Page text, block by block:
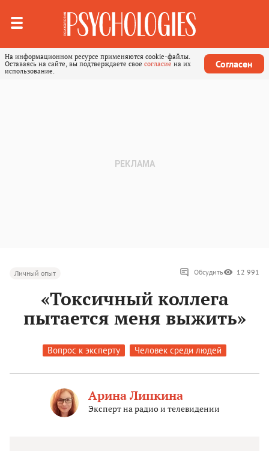
На информационном ресурсе применяются cookie-файлы.
Оставаясь на сайте, вы подтверждаете свое согласие на их
использование.
Согласен
Личный опыт Обсудить 12 991
«Токсичный коллега
пытается меня выжить»
Вопрос к эксперту Человек среди людей
Арина Липкина
Эксперт на радио и телевидении